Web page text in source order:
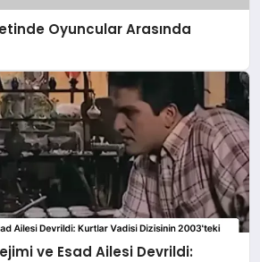
Oyuncular Arasında
ve Esad Ailesi Devrildi: